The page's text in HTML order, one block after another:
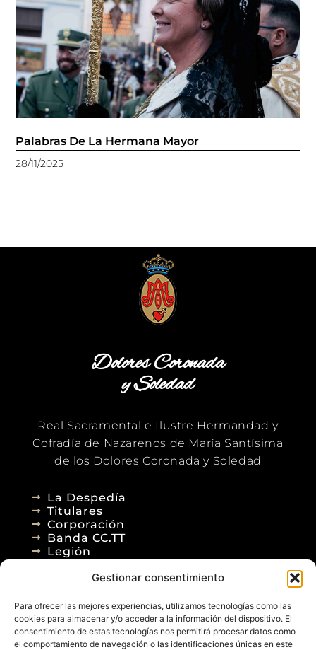
Gestionar consentimiento
Para ofrecer las mejores experiencias, utilizamos tecnologías como las
cookies para almacenar y/o acceder a la información del dispositivo. El
consentimiento de estas tecnologías nos permitirá procesar datos como
el comportamiento de navegación o las identificaciones únicas en este
Palabras De La Hermana Mayor
28/11/2025
Dolores Coronada
y Soledad
Real Sacramental e Ilustre Hermandad y
Cofradía de Nazarenos de María Santísima
de los Dolores Coronada y Soledad
La Despedía
Titulares
Corporación
Banda CC.TT
Legión
Agenda
Contacto